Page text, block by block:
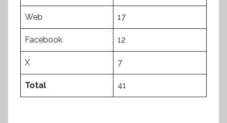
Web 17
Facebook 12
X 7
Total 41